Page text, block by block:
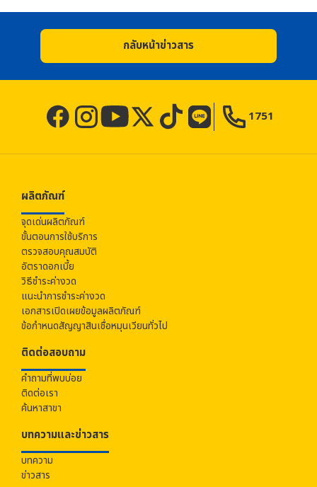
กลับหน้าข่าวสาร
1751
ผลิตภัณฑ์
จุดเด่นผลิตภัณฑ์
ขั้นตอนการใช้บริการ
ตรวจสอบคุณสมบัติ
อัตราดอกเบี้ย
วิธีชำระค่างวด
แนะนำการชำระค่างวด
เอกสารเปิดเผยข้อมูลผลิตภัณฑ์
ข้อกำหนดสัญญาสินเชื่อหมุนเวียนทั่วไป
ติดต่อสอบถาม
คำถามที่พบบ่อย
ติดต่อเรา
ค้นหาสาขา
บทความและข่าวสาร
บทความ
ข่าวสาร